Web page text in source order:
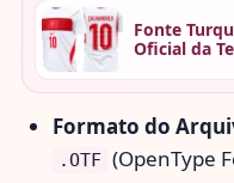
Fonte
Oficial da
Formato do
.OTF (OpenType